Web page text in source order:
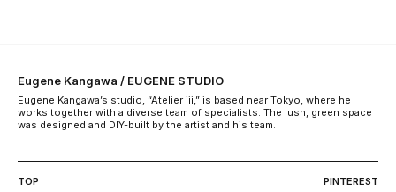
Eugene Kangawa / EUGENE STUDIO
Eugene Kangawa’s studio, “Atelier iii,” is based near Tokyo, where he
works together with a diverse team of specialists. The lush, green space
was designed and DIY-built by the artist and his team.
TOP
PINTEREST